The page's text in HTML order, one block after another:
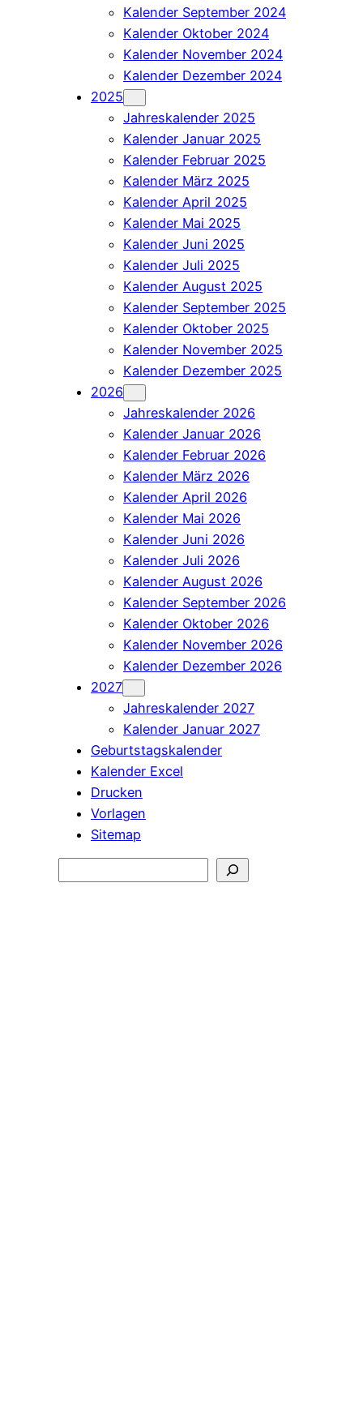
Kalender September 2024
Kalender Oktober 2024
Kalender November 2024
Kalender Dezember 2024
2025
Jahreskalender 2025
Kalender Januar 2025
Kalender Februar 2025
Kalender März 2025
Kalender April 2025
Kalender Mai 2025
Kalender Juni 2025
Kalender Juli 2025
Kalender August 2025
Kalender September 2025
Kalender Oktober 2025
Kalender November 2025
Kalender Dezember 2025
2026
Jahreskalender 2026
Kalender Januar 2026
Kalender Februar 2026
Kalender März 2026
Kalender April 2026
Kalender Mai 2026
Kalender Juni 2026
Kalender Juli 2026
Kalender August 2026
Kalender September 2026
Kalender Oktober 2026
Kalender November 2026
Kalender Dezember 2026
2027
Jahreskalender 2027
Kalender Januar 2027
Geburtstagskalender
Kalender Excel
Drucken
Vorlagen
Sitemap